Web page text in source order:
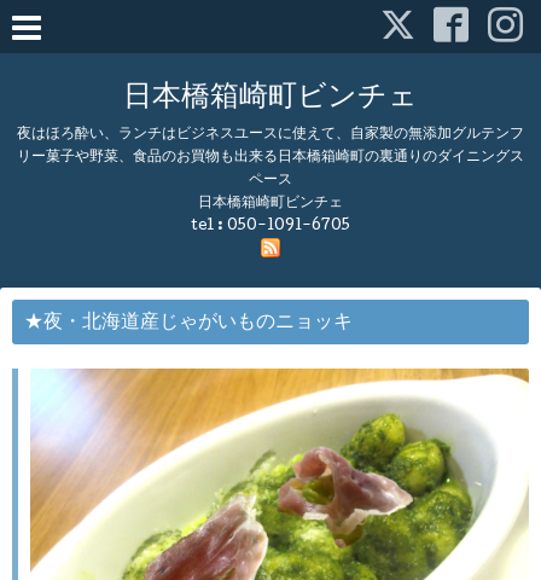
日本橋箱崎町ビンチェ
夜はほろ酔い、ランチはビジネスユースに使えて、自家製の無添加グルテンフ
リー菓子や野菜、食品のお買物も出来る日本橋箱崎町の裏通りのダイニングス
ペース
日本橋箱崎町ビンチェ
tel : 050-1091-6705
★夜・北海道産じゃがいものニョッキ